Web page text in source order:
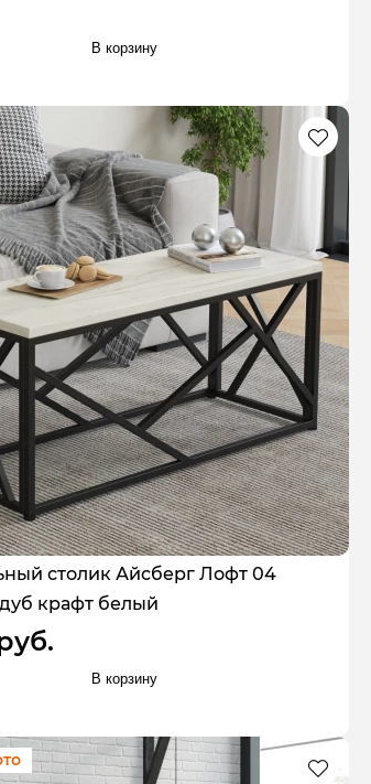
В корзину
столик Айсберг Лофт 04
крафт белый
В корзину